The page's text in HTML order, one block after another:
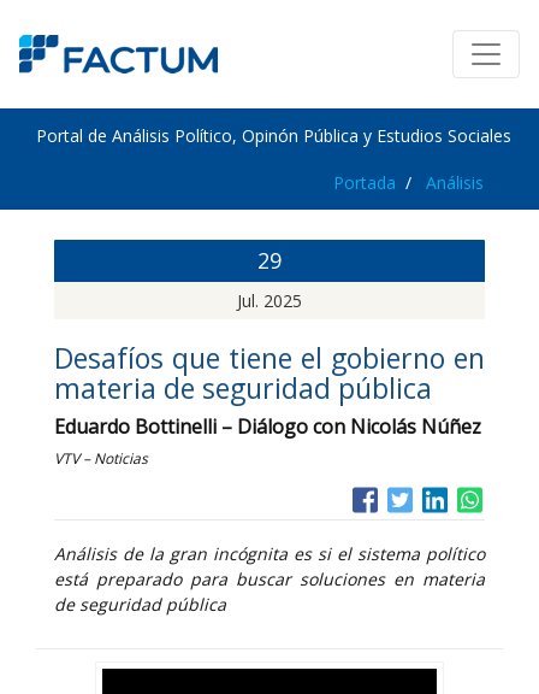
Portal de Análisis Político, Opinón Pública y Estudios Sociales
Portada Análisis
29
Jul. 2025
Desafíos que tiene el gobierno en
materia de seguridad pública
Eduardo Bottinelli – Diálogo con Nicolás Núñez
VTV – Noticias
Análisis de la gran incógnita es si el sistema político
está preparado para buscar soluciones en materia
de seguridad pública